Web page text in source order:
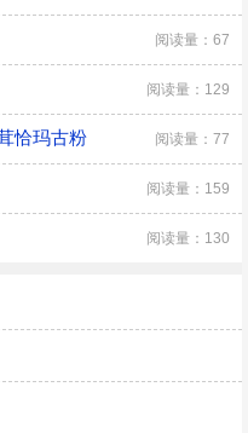
阅读量：67
阅读量：129
恰玛古粉 阅读量：77
阅读量：159
阅读量：130